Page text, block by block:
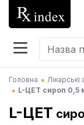
Головна Лікарські
L-ЦЕТ сироп
L-ЦЕТ